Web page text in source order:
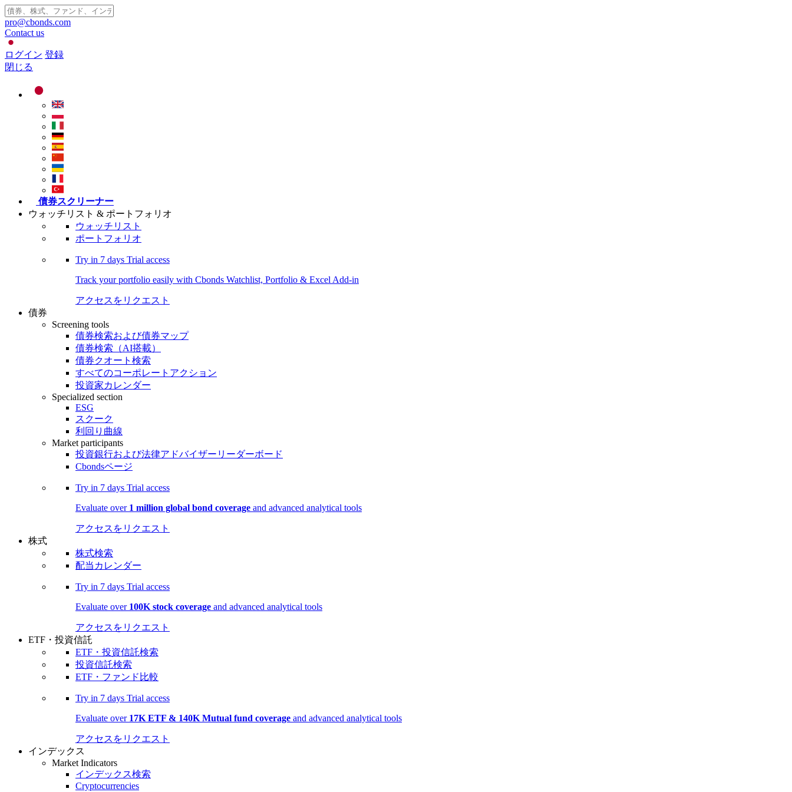
pro@cbonds.com
Contact us
ログイン 登録
閉じる
債券スクリーナー
ウォッチリスト & ポートフォリオ
ウォッチリスト
ポートフォリオ
Try in 7 days Trial access
Track your portfolio easily with Cbonds Watchlist, Portfolio & Excel Add-in
アクセスをリクエスト
債券
Screening tools
債券検索および債券マップ
債券検索（AI搭載）
債券クオート検索
すべてのコーポレートアクション
投資家カレンダー
Specialized section
ESG
スクーク
利回り曲線
Market participants
投資銀行および法律アドバイザーリーダーボード
Cbondsページ
Try in 7 days Trial access
Evaluate over 1 million global bond coverage and advanced analytical tools
アクセスをリクエスト
株式
株式検索
配当カレンダー
Try in 7 days Trial access
Evaluate over 100K stock coverage and advanced analytical tools
アクセスをリクエスト
ETF・投資信託
ETF・投資信託検索
投資信託検索
ETF・ファンド比較
Try in 7 days Trial access
Evaluate over 17K ETF & 140K Mutual fund coverage and advanced analytical tools
アクセスをリクエスト
インデックス
Market Indicators
インデックス検索
Cryptocurrencies